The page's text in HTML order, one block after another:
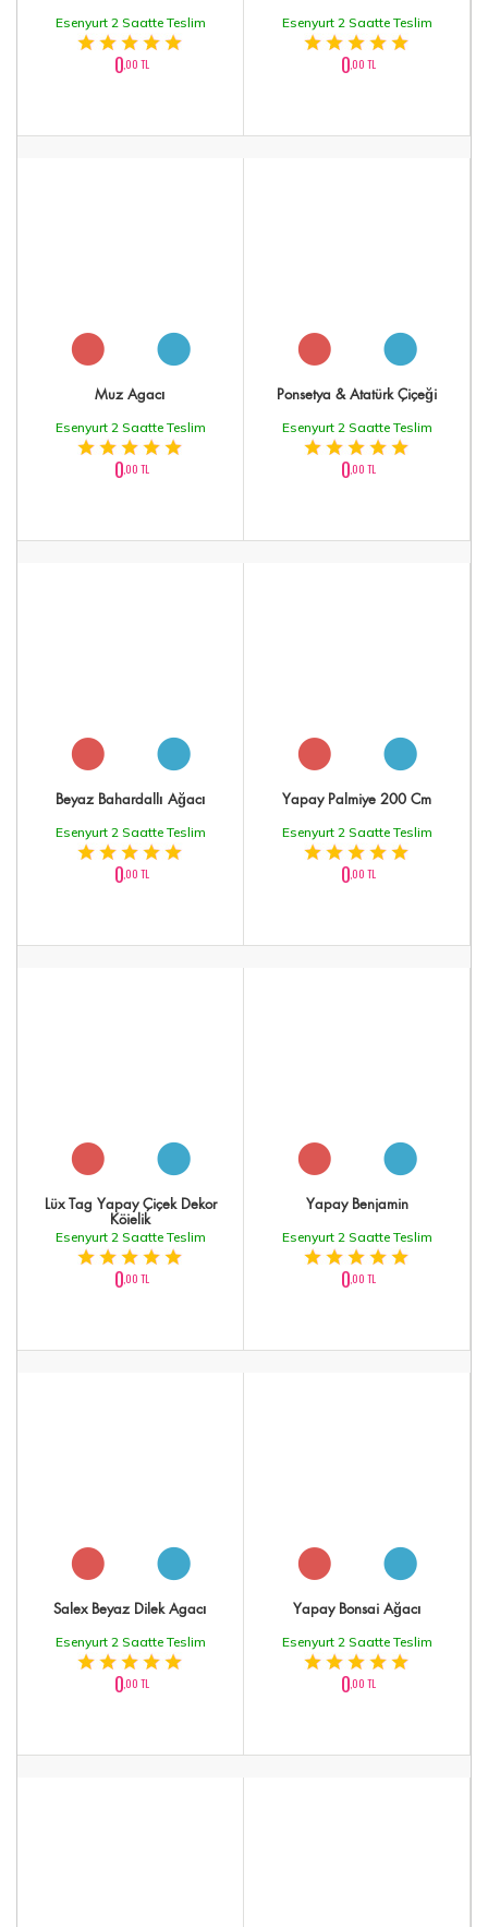
Esenyurt 2 Saatte Teslim
0,00 TL
Esenyurt 2 Saatte Teslim
0,00 TL
Muz Agacı
Esenyurt 2 Saatte Teslim
0,00 TL
Ponsetya & Atatürk Çiçeği
Esenyurt 2 Saatte Teslim
0,00 TL
Beyaz Bahardallı Ağacı
Esenyurt 2 Saatte Teslim
0,00 TL
Yapay Palmiye 200 Cm
Esenyurt 2 Saatte Teslim
0,00 TL
Lüx Tag Yapay Çiçek Dekor
Köielik
Esenyurt 2 Saatte Teslim
0,00 TL
Yapay Benjamin
Esenyurt 2 Saatte Teslim
0,00 TL
Salex Beyaz Dilek Agacı
Esenyurt 2 Saatte Teslim
0,00 TL
Yapay Bonsai Ağacı
Esenyurt 2 Saatte Teslim
0,00 TL